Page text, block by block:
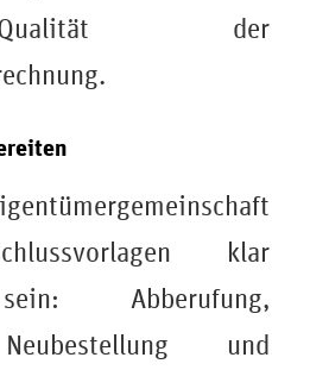
der
klar
Abberufung,
und